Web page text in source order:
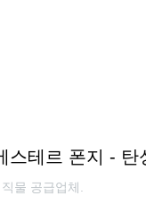
스테르 폰지 - 탄
물 공급업체.